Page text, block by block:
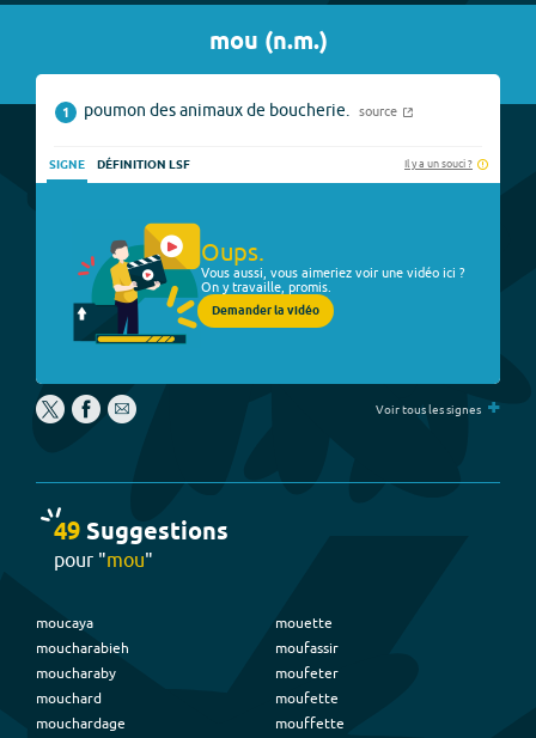
mou (n.m.)
1 poumon des animaux de boucherie. source
SIGNE DÉFINITION LSF Il y a un souci ?
Oups.
Vous aussi, vous aimeriez voir une vidéo ici ?
On y travaille, promis.
Demander la vidéo
Voir tous les signes +
49Suggestions
pour "mou"
moucaya
moucharabieh
moucharaby
mouchard
mouchardage
mouette
moufassir
moufeter
moufette
mouffette